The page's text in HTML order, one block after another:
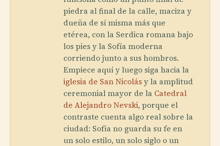
piedra al final de la calle, maciza y
dueña de sí misma más que
etérea, con la Serdica romana bajo
los pies y la Sofía moderna
corriendo junto a sus hombros.
Empiece aquí y luego siga hacia la
iglesia de San Nicolásy la amplitud
ceremonial mayor de la Catedral
de Alejandro Nevski, porque el
contraste cuenta algo real sobre la
ciudad: Sofía no guarda su fe en
un solo estilo, un solo siglo o un